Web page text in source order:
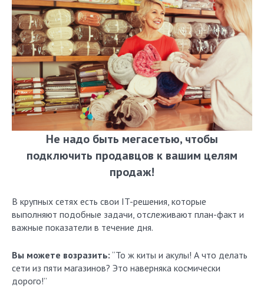
Не надо быть мегасетью, чтобы
подключить продавцов к вашим целям
продаж!
В крупных сетях есть свои IT-решения, которые
выполняют подобные задачи, отслеживают план-факт и
важные показатели в течение дня.
Вы можете возразить: “То ж киты и акулы! А что делать
сети из пяти магазинов? Это наверняка космически
дорого!”